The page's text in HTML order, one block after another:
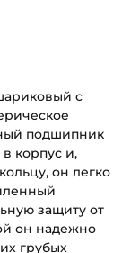
с
подшипник
корпус и,
он легко
защиту от
он надежно
грубых